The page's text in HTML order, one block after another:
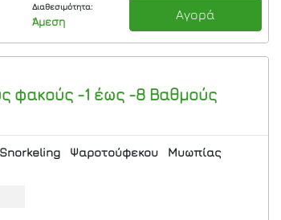
Διαθεσιμότητα:
Άμεση Αγορά
φακούς -1 έως -8 Βαθμούς
Snorkeling Ψαροτούφεκου
Μυωπίας